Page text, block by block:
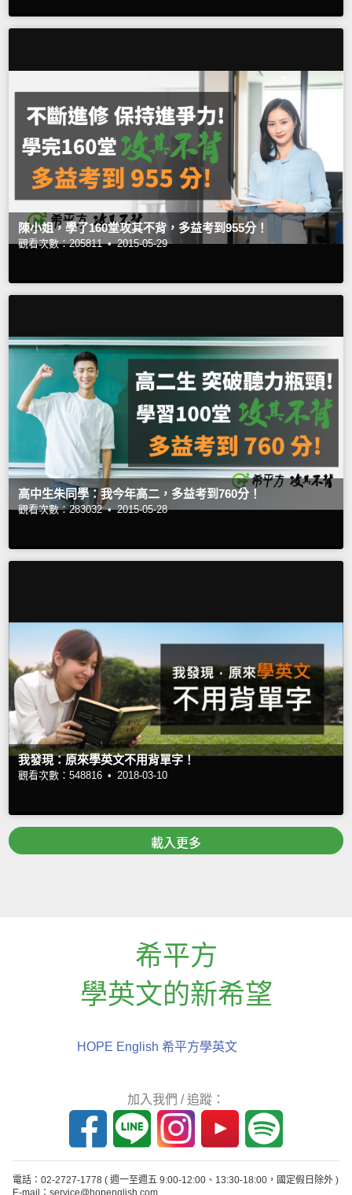
陳小姐，學了160堂攻其不背，多益考到955分！
觀看次數：205811 • 2015-05-29
高中生朱同學：我今年高二，多益考到760分！
觀看次數：283032 • 2015-05-28
我發現：原來學英文不用背單字！
觀看次數：548816 • 2018-03-10
載入更多
希平方
學英文的新希望
HOPE English 希平方學英文
加入我們 / 追蹤：
電話：02-2727-1778 ( 週一至週五 9:00-12:00、13:30-18:00，國定假日除外 )
E-mail：service@hopenglish.com